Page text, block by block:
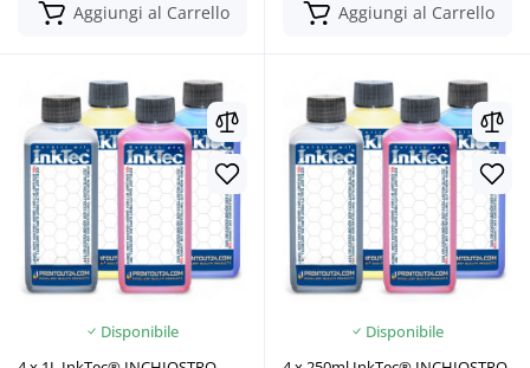
Aggiungi al Carrello Aggiungi al Carrello
Disponibile
Disponibile